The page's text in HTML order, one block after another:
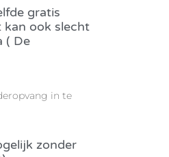
gratis
ook slecht
( De
in te
zonder